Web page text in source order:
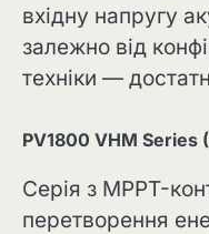
вхідну напругу
залежно від
техніки —
PV1800 VHM Series
Серія з MPPT-
перетворення